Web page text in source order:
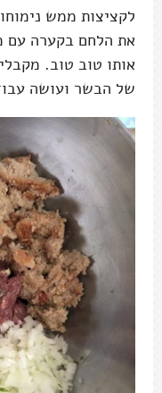
לקציצות ממש
את הלחם בקערה עם
אותו טוב טוב.
של הבשר ועושה